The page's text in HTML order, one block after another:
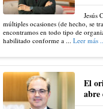
Jesús
múltiples ocasiones (de hecho, se
encontramos en todo tipo de
habilitado conforme a ... Leer más
El
abre